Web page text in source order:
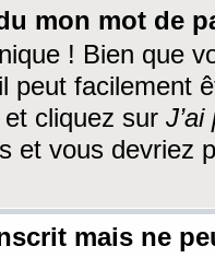
mon mot de
! Bien que
peut facilement
cliquez sur
et vous devriez
mais ne